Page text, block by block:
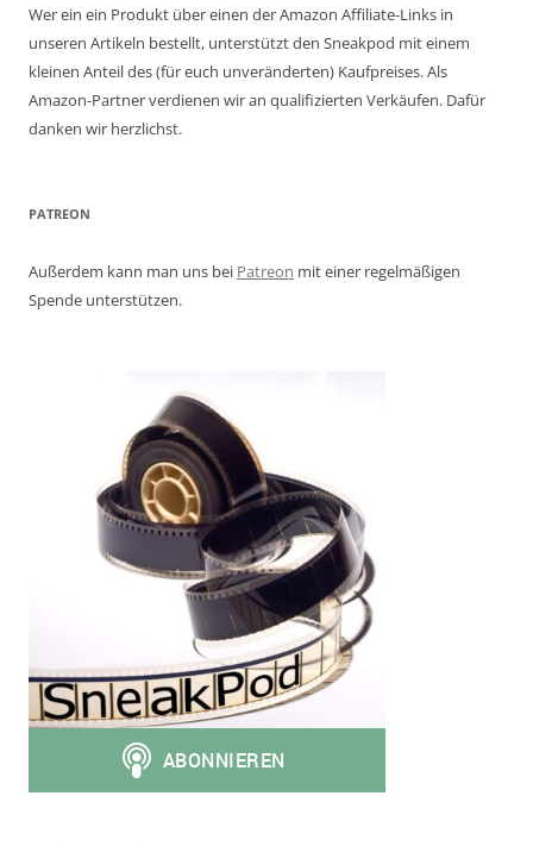
Wer ein ein Produkt über einen der Amazon Affiliate-Links in
unseren Artikeln bestellt, unterstützt den Sneakpod mit einem
kleinen Anteil des (für euch unveränderten) Kaufpreises. Als
Amazon-Partner verdienen wir an qualifizierten Verkäufen. Dafür
danken wir herzlichst.
PATREON
Außerdem kann man uns bei Patreon mit einer regelmäßigen
Spende unterstützen.